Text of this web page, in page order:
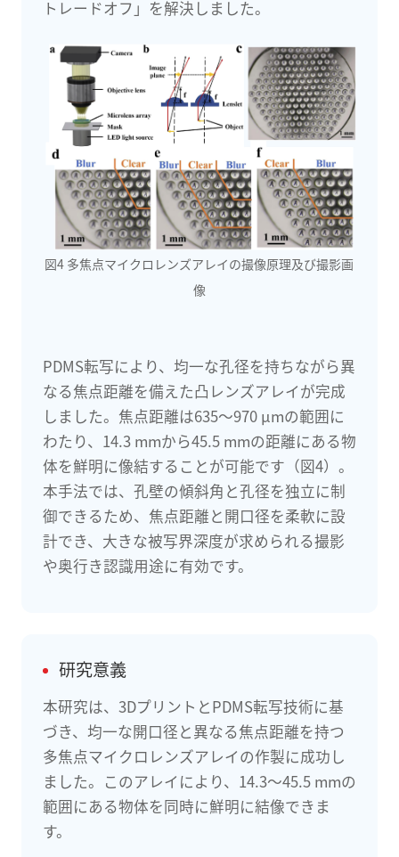
トレードオフ」を解決しました。
図4 多焦点マイクロレンズアレイの撮像原理及び撮影画
像
PDMS転写により、均一な孔径を持ちながら異
なる焦点距離を備えた凸レンズアレイが完成
しました。焦点距離は635〜970 μmの範囲に
わたり、14.3 mmから45.5 mmの距離にある物
体を鮮明に像結することが可能です（図4）。
本手法では、孔壁の傾斜角と孔径を独立に制
御できるため、焦点距離と開口径を柔軟に設
計でき、大きな被写界深度が求められる撮影
や奥行き認識用途に有効です。
研究意義
本研究は、3DプリントとPDMS転写技術に基
づき、均一な開口径と異なる焦点距離を持つ
多焦点マイクロレンズアレイの作製に成功し
ました。このアレイにより、14.3～45.5 mmの
範囲にある物体を同時に鮮明に結像できま
す。